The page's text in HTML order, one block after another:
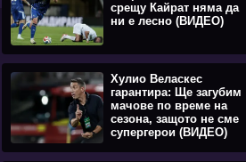
срещу Кайрат няма да
ни е лесно (ВИДЕО)
Хулио Веласкес
гарантира: Ще загубим
мачове по време на
сезона, защото не сме
супергерои (ВИДЕО)